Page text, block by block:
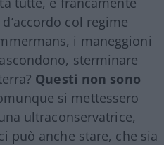
col regime
i maneggioni
sterminare
Questi non sono
si mettessero
ultraconservatrice,
può anche stare, che sia